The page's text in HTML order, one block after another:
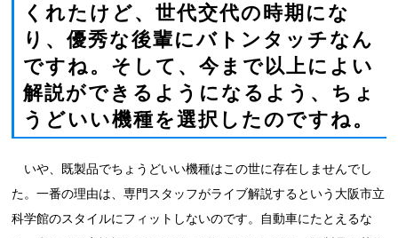
くれたけど、世代交代の時期にな
り、優秀な後輩にバトンタッチなん
ですね。そして、今まで以上によい
解説ができるようになるよう、ちょ
うどいい機種を選択したのですね。
いや、既製品でちょうどいい機種はこの世に存在しませんでし
た。一番の理由は、専門スタッフがライブ解説するという大阪市立
科学館のスタイルにフィットしないのです。自動車にたとえるな